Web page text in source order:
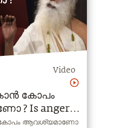
Video
കോപം
? Is anger
effective ?
കോപം ആവശ്യമാണോ